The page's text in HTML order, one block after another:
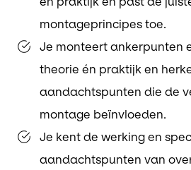
montageprincipes toe.
Je monteert ankerpunten
theorie én praktijk en
aandachtspunten die de
montage beïnvloeden.
Je kent de werking en
aandachtspunten van